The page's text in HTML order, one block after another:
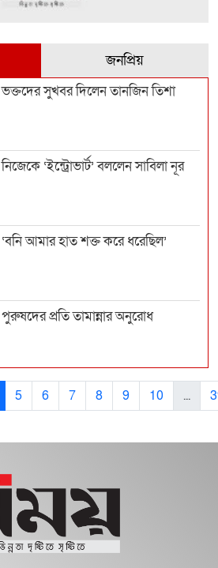
জনপ্রিয়
ভক্তদের সুখবর দিলেন তানজিন তিশা
নিজেকে ‘ইন্ট্রোভার্ট’ বললেন সাবিলা নূর
‘বনি আমার হাত শক্ত করে ধরেছিল’
পুরুষদের প্রতি তামান্নার অনুরোধ
বলিউডের অন্ধকার জগত নিয়ে মুখ খুললেন
কৃতি শ্যানন
সম্পর্ক নিয়ে নতুন সিদ্ধান্ত এষা দেওলের
প্রাক্তন স্...
5 6 7 8 9 10 ...